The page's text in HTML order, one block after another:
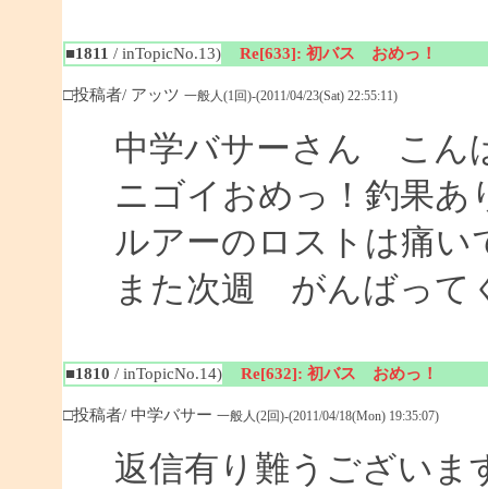
■1811 / inTopicNo.13) Re[633]: 初バス おめっ！
□投稿者/ アッツ 一般人(1回)-(2011/04/23(Sat) 22:55:11)
中学バサーさん こん
ニゴイおめっ！釣果あ
ルアーのロストは痛い
また次週 がんばって
■1810 / inTopicNo.14) Re[632]: 初バス おめっ！
□投稿者/ 中学バサー 一般人(2回)-(2011/04/18(Mon) 19:35:07)
返信有り難うございま